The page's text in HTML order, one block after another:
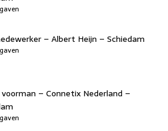
– Albert Heijn – Schiedam
voorman – Connetix Nederland –